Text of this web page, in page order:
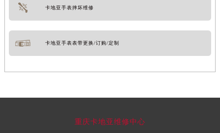
卡地亚手表摔坏维修
卡地亚手表表带更换/订购/定制
重庆卡地亚维修中心